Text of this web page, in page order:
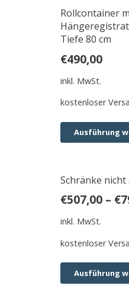
Rollcontainer
Tiefe 80 cm
€490,00
inkl. MwSt.
kostenloser
Ausführung
Schränke
€507,00 – €
inkl. MwSt.
kostenloser
Ausführung